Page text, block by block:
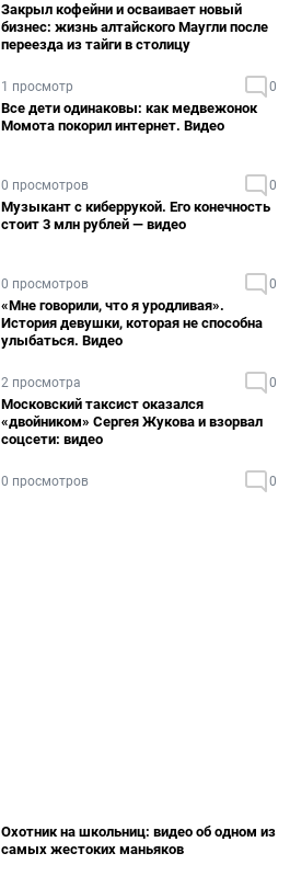
Закрыл кофейни и осваивает новый
бизнес: жизнь алтайского Маугли после
переезда из тайги в столицу
1 просмотр 0
Все дети одинаковы: как медвежонок
Момота покорил интернет. Видео
0 просмотров 0
Музыкант с киберрукой. Его конечность
стоит 3 млн рублей — видео
0 просмотров 0
«Мне говорили, что я уродливая».
История девушки, которая не способна
улыбаться. Видео
2 просмотра 0
Московский таксист оказался
«двойником» Сергея Жукова и взорвал
соцсети: видео
0 просмотров 0
Охотник на школьниц: видео об одном из
самых жестоких маньяков